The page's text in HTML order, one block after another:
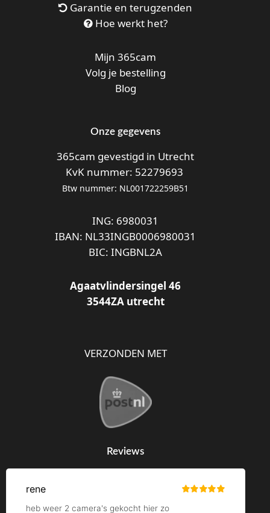
Garantie en terugzenden
Hoe werkt het?
Mijn 365cam
Volg je bestelling
Blog
Onze gegevens
365cam gevestigd in Utrecht
KvK nummer: 52279693
Btw nummer: NL001722259B51
ING: 6980031
IBAN: NL33INGB0006980031
BIC: INGBNL2A
Agaatvlindersingel 46
3544ZA utrecht
VERZONDEN MET
Reviews